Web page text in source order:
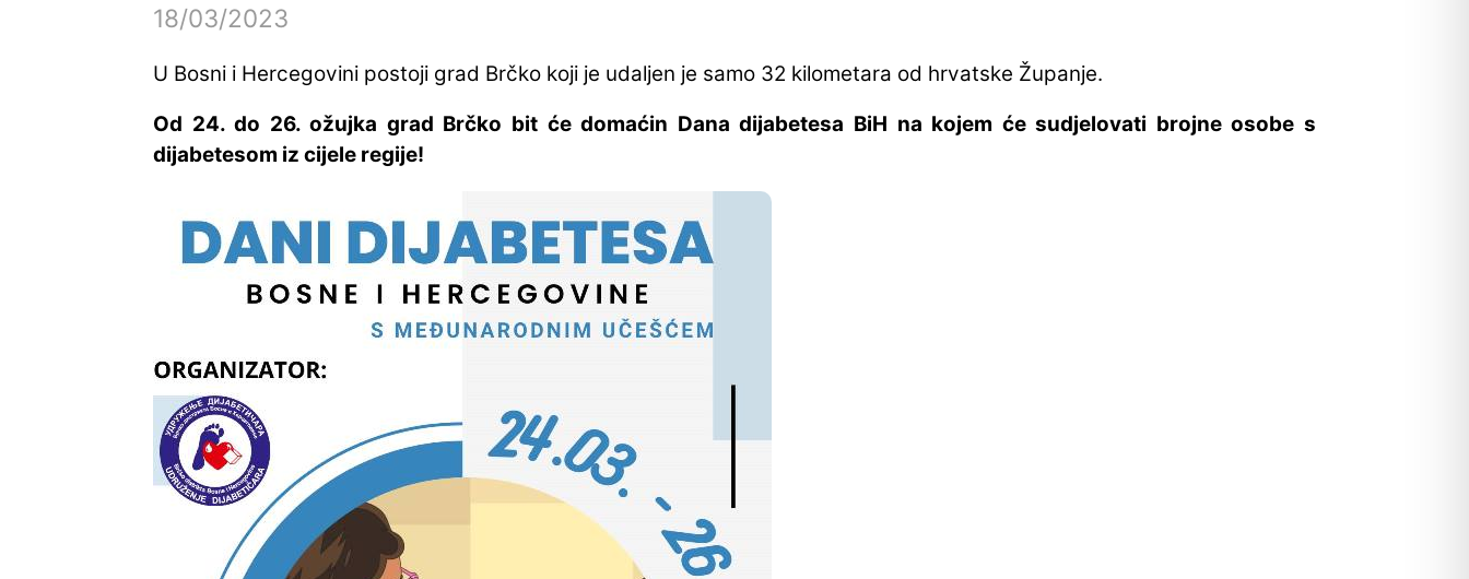
18/03/2023
U Bosni i Hercegovini postoji grad Brčko koji je udaljen je samo 32 kilometara od hrvatske Županje.
Od 24. do 26. ožujka grad Brčko bit će domaćin Dana dijabetesa BiH na kojem će sudjelovati brojne osobe s
dijabetesom iz cijele regije!